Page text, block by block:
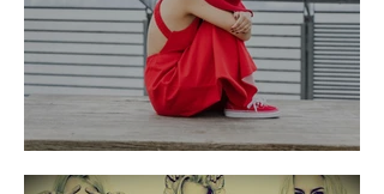
Uma dor inimaginável